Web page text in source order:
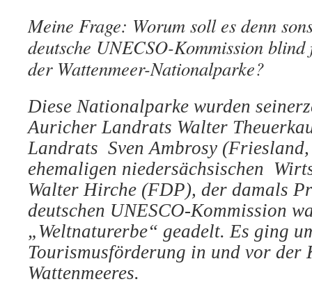
Meine Frage: Worum soll es denn
deutsche UNECSO-Kommission
der Wattenmeer-Nationalparke?
Diese Nationalparke wurden
Auricher Landrats Walter
Landrats Sven Ambrosy (Friesland,
ehemaligen niedersächsischen
Walter Hirche (FDP), der damals
deutschen UNESCO-Kommission
„Weltnaturerbe“ geadelt. Es ging
Tourismusförderung in und vor der
Wattenmeeres.